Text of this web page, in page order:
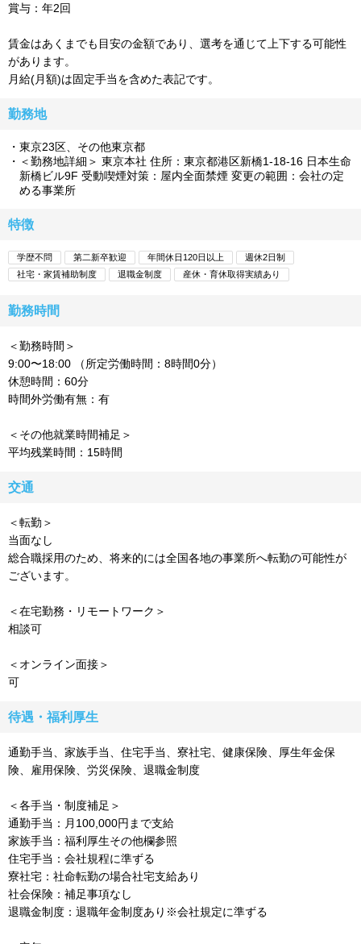
賞与：年2回
賃金はあくまでも目安の金額であり、選考を通じて上下する可能性
があります。
月給(月額)は固定手当を含めた表記です。
勤務地
東京23区、その他東京都
＜勤務地詳細＞ 東京本社 住所：東京都港区新橋1-18-16 日本生命
新橋ビル9F 受動喫煙対策：屋内全面禁煙 変更の範囲：会社の定
める事業所
特徴
学歴不問 第二新卒歓迎 年間休日120日以上
週休2日制
社宅・家賃補助制度
退職金制度 産休・育休取得実績あり
勤務時間
＜勤務時間＞
9:00〜18:00 （所定労働時間：8時間0分）
休憩時間：60分
時間外労働有無：有
＜その他就業時間補足＞
平均残業時間：15時間
交通
＜転勤＞
当面なし
総合職採用のため、将来的には全国各地の事業所へ転勤の可能性が
ございます。
＜在宅勤務・リモートワーク＞
相談可
＜オンライン面接＞
可
待遇・福利厚生
通勤手当、家族手当、住宅手当、寮社宅、健康保険、厚生年金保
険、雇用保険、労災保険、退職金制度
＜各手当・制度補足＞
通勤手当：月100,000円まで支給
家族手当：福利厚生その他欄参照
住宅手当：会社規程に準ずる
寮社宅：社命転勤の場合社宅支給あり
社会保険：補足事項なし
退職金制度：退職年金制度あり※会社規定に準ずる